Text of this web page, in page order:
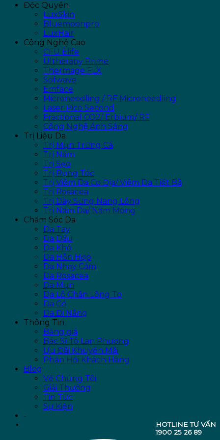
Độc Quyền
LuxSkin
Bluemoonpro
LuxHair
Công Nghệ Cao
CFU Èlife
Ultherapy Prime
Thermage FLX
Sofwave
Emface
Microneedling / RF Microneedling
Laser Pico Second
Fractional CO2/ Erbium/ RF
Công Nghệ Ánh Sáng
Trị Liệu Da
Trị Mụn Trứng Cá
Trị Nám
Trị Sẹo
Trị Rụng Tóc
Trị Viêm Da Cơ Địa/ Viêm Da Tiết Bã
Trị Rosacea
Trị Dày Sừng Nang Lông
Trị Nấm Da/ Nấm Móng
Chăm Sóc Da
Da Tay
Da Dầu
Da Khô
Da Hỗn Hợp
Da Nhạy Cảm
Da Rosacea
Da Mụn
Da Lỗ Chân Lông To
Da Cổ
Da Đi Nắng
Thông Tin
Bảng giá
Bác Sĩ Tô Lan Phương
Ưu Đãi Khuyến Mãi
Phản Hồi Khách Hàng
Blog
Về Chúng Tôi
Giải Thưởng
Tin Tức
Sự Kiện
-
HOTLINE TƯ VẤN
1900 25 26 89